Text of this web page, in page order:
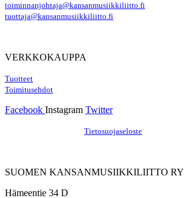
toiminnanjohtaja@kansanmusiikkiliitto.fi
tuottaja@kansanmusiikkiliitto.fi
VERKKOKAUPPA
Tuotteet
Toimitusehdot
Facebook Instagram Twitter
Tietosuojaseloste
SUOMEN KANSANMUSIIKKILIITTO RY
Hämeentie 34 D